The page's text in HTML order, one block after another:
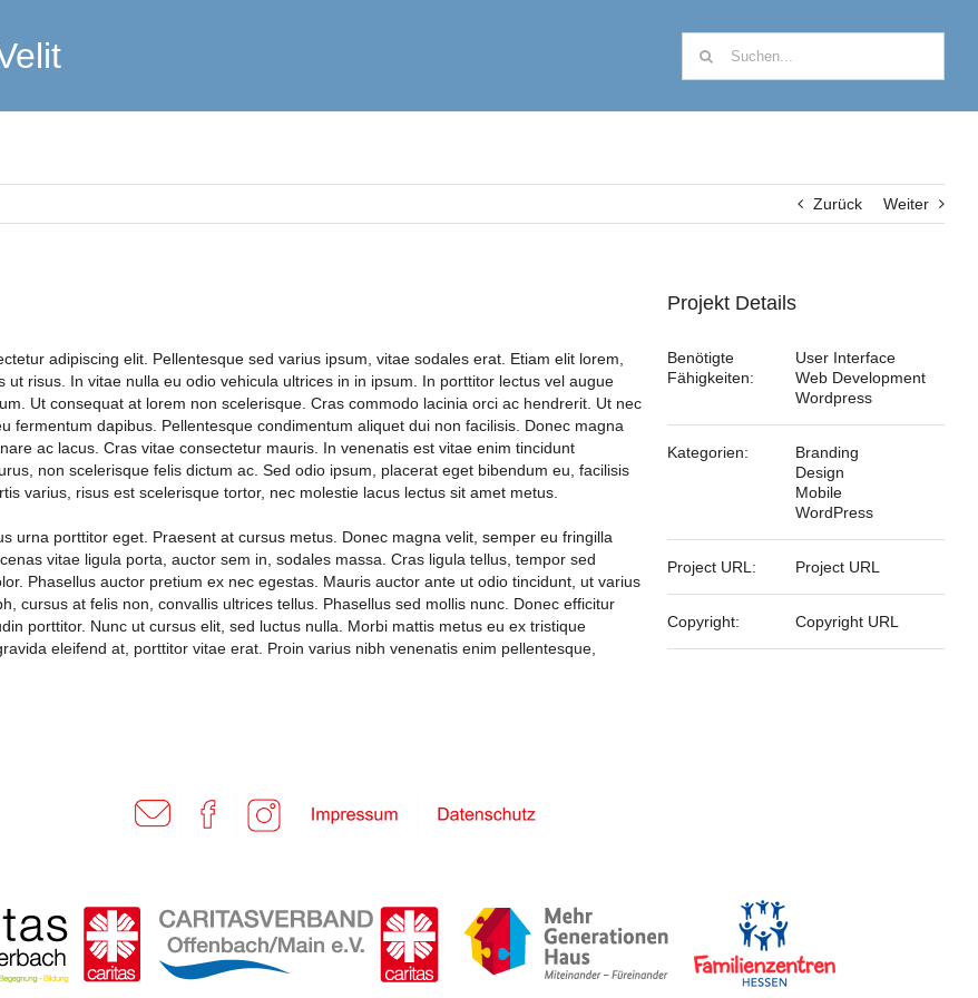
nach:
Zurück Weiter
adipiscing elit. Pellentesque sed varius ipsum, vitae sodales erat. Etiam elit lorem,
ut risus. In vitae nulla eu odio vehicula ultrices in in ipsum. In porttitor lectus vel augue
Ut consequat at lorem non scelerisque. Cras commodo lacinia orci ac hendrerit. Ut nec
fermentum dapibus. Pellentesque condimentum aliquet dui non facilisis. Donec magna
ac lacus. Cras vitae consectetur mauris. In venenatis est vitae enim tincidunt
non scelerisque felis dictum ac. Sed odio ipsum, placerat eget bibendum eu, facilisis
varius, risus est scelerisque tortor, nec molestie lacus lectus sit amet metus.
urna porttitor eget. Praesent at cursus metus. Donec magna velit, semper eu fringilla
vitae ligula porta, auctor sem in, sodales massa. Cras ligula tellus, tempor sed
Phasellus auctor pretium ex nec egestas. Mauris auctor ante ut odio tincidunt, ut varius
cursus at felis non, convallis ultrices tellus. Phasellus sed mollis nunc. Donec efficitur
porttitor. Nunc ut cursus elit, sed luctus nulla. Morbi mattis metus eu ex tristique
eleifend at, porttitor vitae erat. Proin varius nibh venenatis enim pellentesque,
Projekt Details
Benötigte
Fähigkeiten:
User Interface
Web Development
Wordpress
Kategorien:
Branding
Design
Mobile
WordPress
Project URL: Project URL
Copyright: Copyright URL